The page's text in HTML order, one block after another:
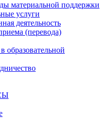
материальной поддержки
услуги
деятельность
(перевода)
образовательной